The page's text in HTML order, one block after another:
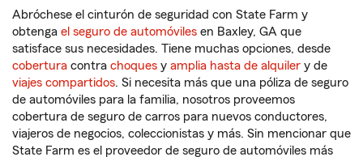
Abróchese el cinturón de seguridad con State Farm y
obtenga el seguro de automóviles en Baxley, GA que
satisface sus necesidades. Tiene muchas opciones, desde
cobertura contra choques y amplia hasta de alquiler y de
viajes compartidos. Si necesita más que una póliza de seguro
de automóviles para la familia, nosotros proveemos
cobertura de seguro de carros para nuevos conductores,
viajeros de negocios, coleccionistas y más. Sin mencionar que
State Farm es el proveedor de seguro de automóviles más